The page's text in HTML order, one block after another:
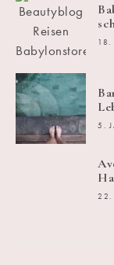
18.
5.
22.